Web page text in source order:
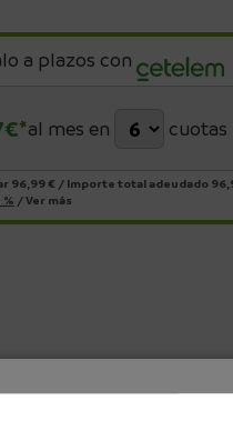
a plazos con
€*al mes en cuotas
96,99 € / Importe total adeudado
/Ver más